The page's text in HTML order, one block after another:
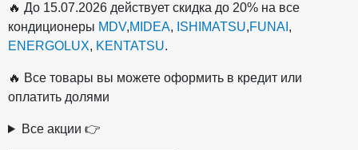
🔥 До 15.07.2026 действует скидка до 20% на все
кондиционеры MDV,MIDEA, ISHIMATSU,FUNAI ,
ENERGOLUX, KENTATSU.
🔥 Все товары вы можете оформить в кредит или
оплатить долями
Все акции 👉